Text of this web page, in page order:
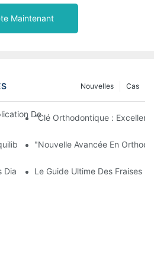
Maintenant
Cas
Nouvelles
Des Instruments Chirurgicaux
"Clé Orthodontique :
Entre Coût Et Qualité A
"Nouvelle Avancée En
Diamantées Dans La Technique De
Le Guide Ultime Des Fraises